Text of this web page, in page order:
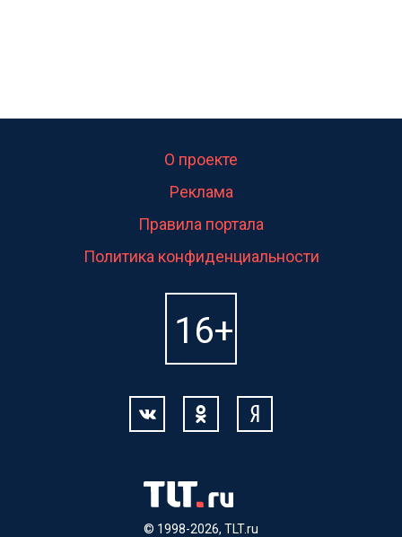
© 1998-2026, TLT.ru
О проекте
Реклама
Правила портала
Политика конфиденциальности